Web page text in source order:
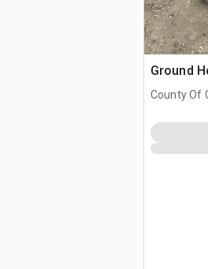
Ground
County Of